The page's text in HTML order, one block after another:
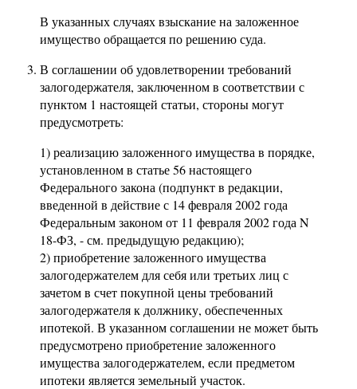
В указанных случаях взыскание на заложенное
имущество обращается по решению суда.
В соглашении об удовлетворении требований
залогодержателя, заключенном в соответствии с
пунктом 1 настоящей статьи, стороны могут
предусмотреть:
1) реализацию заложенного имущества в порядке,
установленном в статье 56 настоящего
Федерального закона (подпункт в редакции,
введенной в действие с 14 февраля 2002 года
Федеральным законом от 11 февраля 2002 года N
18-ФЗ, - см. предыдущую редакцию);
2) приобретение заложенного имущества
залогодержателем для себя или третьих лиц с
зачетом в счет покупной цены требований
залогодержателя к должнику, обеспеченных
ипотекой. В указанном соглашении не может быть
предусмотрено приобретение заложенного
имущества залогодержателем, если предметом
ипотеки является земельный участок.